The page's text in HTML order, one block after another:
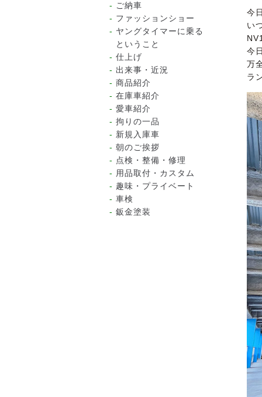
今
い
今
万
ラ
ご納車
ファッションショー
ヤングタイマーに乗る
ということ
仕上げ
出来事・近況
商品紹介
在庫車紹介
愛車紹介
拘りの一品
新規入庫車
朝のご挨拶
点検・整備・修理
用品取付・カスタム
趣味・プライベート
車検
鈑金塗装